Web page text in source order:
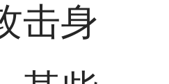
击身